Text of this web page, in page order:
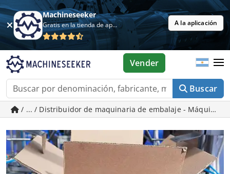
Machineseeker
Gratis en la tienda de aplicaciones A la aplicación
Buscar
Vender
/ ... / Distribuidor de maquinaria de embalaje - Máquinas